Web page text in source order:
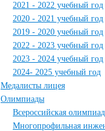
2021 - 2022 учебный год
2020 - 2021 учебный год
2019 - 2020 учебный год
2022 - 2023 учебный год
2023 - 2024 учебный год
2024- 2025 учебный год
Медалисты лицея
Олимпиады
Всероссийская
Многопрофильная